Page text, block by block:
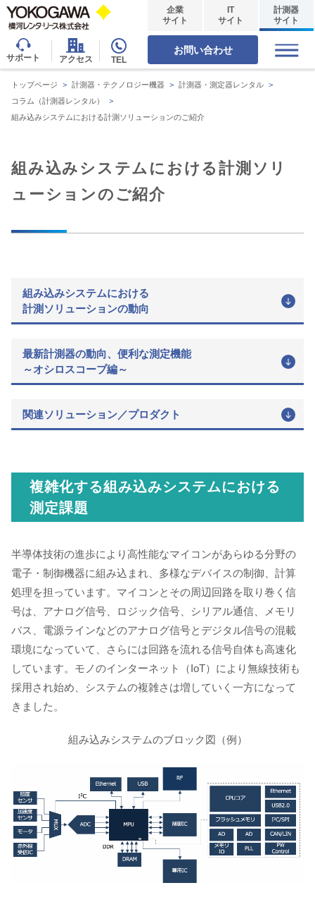
サポート アクセス TEL
企業
サイト
IT
サイト
計測器
サイト
お問い合わせ
トップページ > 計測器・テクノロジー機器 > 計測器・測定器レンタル >
コラム（計測器レンタル）
>
組み込みシステムにおける計測ソリューションのご紹介
組み込みシステムにおける計測ソリ
ューションのご紹介
組み込みシステムにおける
計測ソリューションの動向
最新計測器の動向、便利な測定機能
～オシロスコープ編～
関連ソリューション／プロダクト
複雑化する組み込みシステムにおける
測定課題
半導体技術の進歩により高性能なマイコンがあらゆる分野の
電子・制御機器に組み込まれ、多様なデバイスの制御、計算
処理を担っています。マイコンとその周辺回路を取り巻く信
号は、アナログ信号、ロジック信号、シリアル通信、メモリ
バス、電源ラインなどのアナログ信号とデジタル信号の混載
環境になっていて、さらには回路を流れる信号自体も高速化
しています。モノのインターネット（IoT）により無線技術も
採用され始め、システムの複雑さは増していく一方になって
きました。
組み込みシステムのブロック図（例）